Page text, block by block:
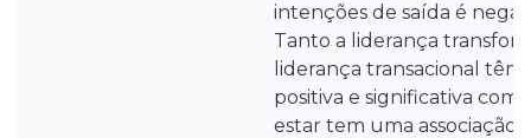
intenções de saída é
Tanto a liderança
liderança transacional têm
positiva e significativa com
estar tem uma associação